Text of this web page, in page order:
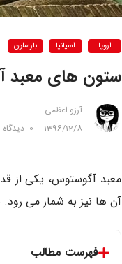
اروپا اسپانیا بارسلون
ستون های معبد
آرزو اعظمی
1396/12/8
0 دیدگاه
معبد آگوستوس، یکی از
آن ها نیز به شمار می رود.
فهرست مطالب